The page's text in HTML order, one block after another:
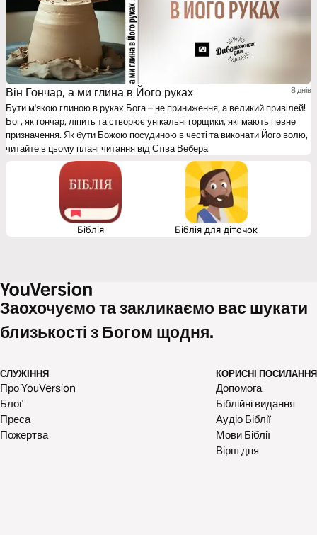
Він Гончар, а ми глина в Його руках 8 днів
Бути м'якою глиною в руках Бога – не приниження, а великий привілей!
Бог, як гончар, ліпить та створює унікальні горщики, які мають певне
призначення. Як бути Божою посудиною в честі та виконати Його волю,
читайте в цьому плані читання від Стіва Вебера
Біблія Біблія для діточок
Заохочуємо та закликаємо вас шукати
близькості з Богом щодня.
СЛУЖІННЯ
Про YouVersion
Блоґ
Преса
Пожертва
КОРИСНІ ПОСИЛАННЯ
Допомога
Біблійні видання
Аудіо Біблії
Мови Біблії
Вірш дня